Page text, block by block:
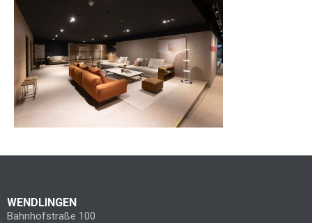
WENDLINGEN
Bahnhofstraße 100